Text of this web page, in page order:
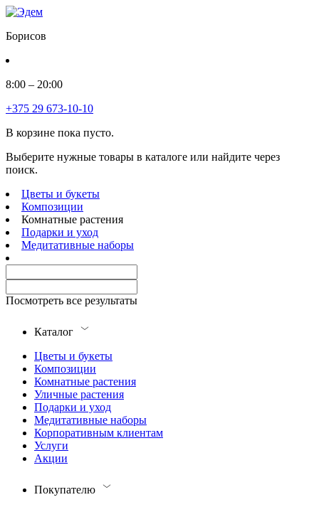
Борисов
8:00 – 20:00
+375 29 673-10-10
В корзине пока пусто.
Выберите нужные товары в каталоге или найдите через
поиск.
Цветы и букеты
Композиции
Комнатные растения
Подарки и уход
Медитативные наборы
Посмотреть все результаты
Каталог
Цветы и букеты
Композиции
Комнатные растения
Уличные растения
Подарки и уход
Медитативные наборы
Корпоративным клиентам
Услуги
Акции
Покупателю